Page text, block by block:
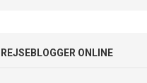
REJSEBLOGGER ONLINE